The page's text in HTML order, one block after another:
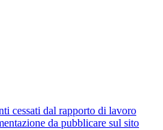
cessati dal rapporto di lavoro
da pubblicare sul sito